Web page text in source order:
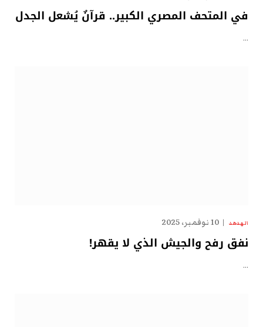
في المتحف المصري الكبير.. قرآنٌ يُشعل الجدل
…
الهدهد 10 نوفمبر، 2025
نفق رفح والجيش الذي لا يقهر!
…